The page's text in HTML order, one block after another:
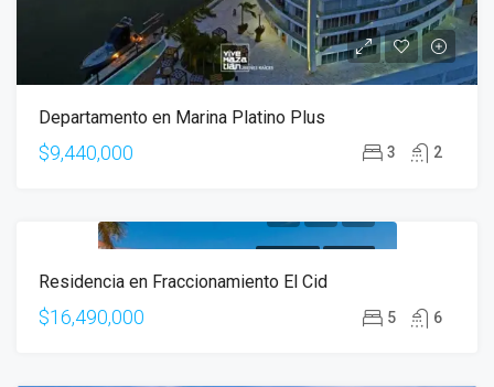
Departamento en Marina Platino Plus
$9,440,000 3 2
Residencia en Fraccionamiento El Cid
$16,490,000 5 6